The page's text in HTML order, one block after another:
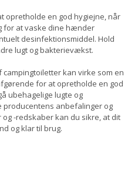
opretholde en god hygiejne, når
for at vaske dine hænder
desinfektionsmiddel. Hold
lugt og bakterievækst.
kan virke som en
for at opretholde en god
ubehagelige lugte og
producentens anbefalinger og
-redskaber kan du sikre, at dit
og klar til brug.